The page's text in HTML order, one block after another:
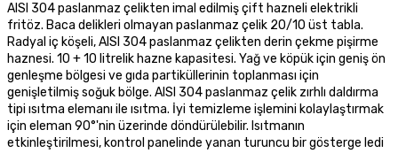
AISI 304 paslanmaz çelikten imal edilmiş çift hazneli elektrikli
fritöz. Baca delikleri olmayan paslanmaz çelik 20/10 üst tabla.
Radyal iç köşeli, AISI 304 paslanmaz çelikten derin çekme pişirme
haznesi. 10 + 10 litrelik hazne kapasitesi. Yağ ve köpük için geniş ön
genleşme bölgesi ve gıda partiküllerinin toplanması için
genişletilmiş soğuk bölge. AISI 304 paslanmaz çelik zırhlı daldırma
tipi ısıtma elemanı ile ısıtma. İyi temizleme işlemini kolaylaştırmak
için eleman 90°'nin üzerinde döndürülebilir. Isıtmanın
etkinleştirilmesi, kontrol panelinde yanan turuncu bir gösterge ledi